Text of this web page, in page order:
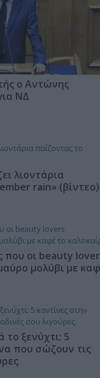
ο Αντώνης
ΝΔ
λιοντάρια
rain» (βίντεο)
που οι beauty
μολύβι με
το ξενύχτι; 5
που σώζουν τις